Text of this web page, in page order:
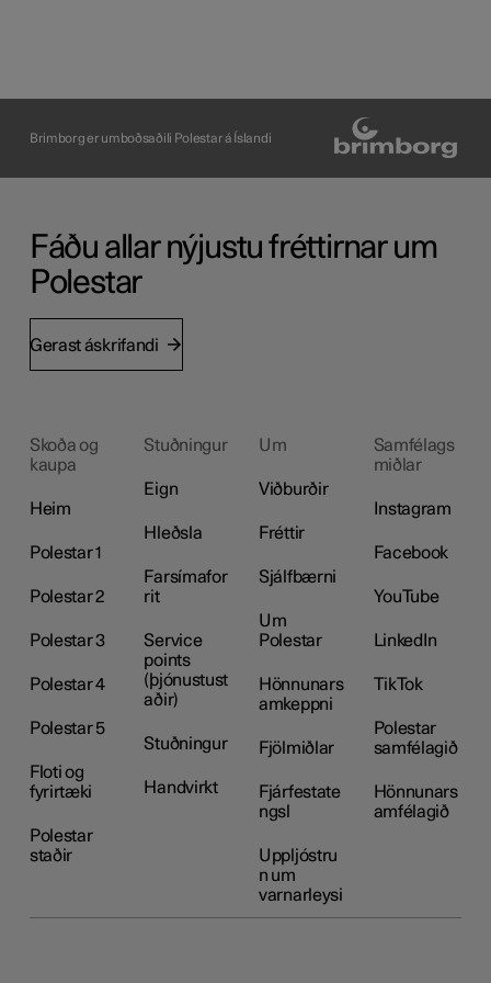
Brimborg er umboðsaðili Polestar á Íslandi
Fáðu allar nýjustu fréttirnar um
Polestar
Gerast áskrifandi
Skoða og
kaupa
Heim
Polestar 1
Polestar 2
Polestar 3
Polestar 4
Polestar 5
Floti og
fyrirtæki
Polestar
staðir
Stuðningur
Eign
Hleðsla
Farsímafor
rit
Service
points
(þjónustust
aðir)
Stuðningur
Handvirkt
Um
Viðburðir
Fréttir
Sjálfbærni
Um
Polestar
Hönnunars
amkeppni
Fjölmiðlar
Fjárfestate
ngsl
Uppljóstru
n um
varnarleysi
Samfélags
miðlar
Instagram
Facebook
YouTube
LinkedIn
TikTok
Polestar
samfélagið
Hönnunars
amfélagið